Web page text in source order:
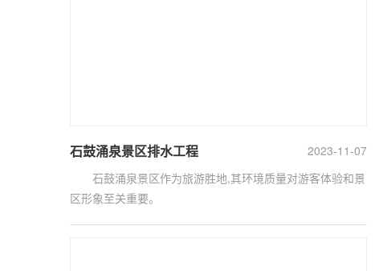
2023-11-07
石鼓涌泉景区排水工程
石鼓涌泉景区作为旅游胜地,其环境质量对游客体验和景
区形象至关重要。